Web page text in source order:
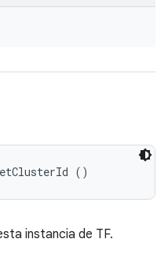
()
instancia de TF.